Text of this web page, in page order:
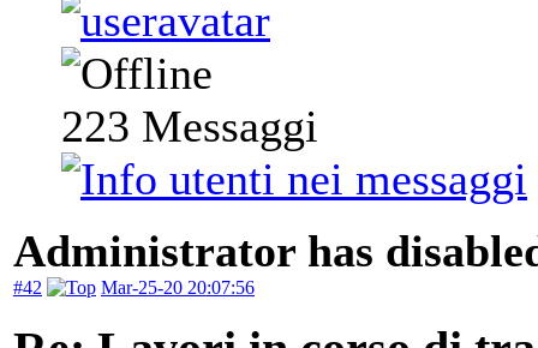
223 Messaggi
Administrator has
#42 Mar-25-20 20:07:56